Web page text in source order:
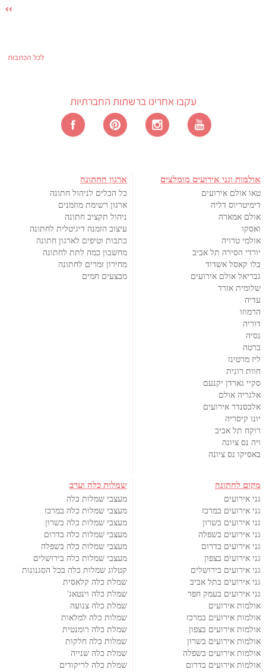
לכל הכתבות
עקבו אחרינו ברשתות החברתיות
אולמות וגני אירועים מומלצים
טאו אולם אירועים
דימיטריוס דליה
אולם אמארה
ואסקו
אולמי טרויה
יורדי הסירה תל אביב
בלו קאסל אשדוד
גבריאל אולם אירועים
שלומית אזרד
עדיה
הרמוזו
דוריה
נסיה
ברטה
ליז מרטינז
חוות רונית
סקיי גארדן יקנעם
אלגריה אולם
אלכסנדר אירועים
יונו קיסריה
רוקח תל אביב
ויה נס ציונה
באסיקו נס ציונה
ארגון החתונה
כל הכלים לניהול חתונה
ארגון רשימת מוזמנים
ניהול תקציב חתונה
עיצוב הזמנה דיגיטלית לחתונה
כתבות וטיפים לארגון חתונה
מחשבון כמה לתת לחתונה
מחירון זמרים לחתונה
מבצעים חמים
מקום לחתונה
גני אירועים
גני אירועים במרכז
גני אירועים בשרון
גני אירועים בשפלה
גני אירועים בדרום
גני אירועים בצפון
גני אירועים בירושלים
גני אירועים בתל אביב
גני אירועים בעמק חפר
אולמות אירועים
אולמות אירועים במרכז
אולמות אירועים בצפון
אולמות אירועים בשרון
אולמות אירועים בשפלה
אולמות אירועים בדרום
שמלות כלה וערב
מעצבי שמלות כלה
מעצבי שמלות כלה במרכז
מעצבי שמלות כלה בשרון
מעצבי שמלות כלה בדרום
מעצבי שמלות כלה בשפלה
מעצבי שמלות כלה בירושלים
קטלוג שמלות כלה בכל הסגנונות
שמלת כלה קלאסית
שמלת כלה וינטאג'
שמלת כלה צנועה
שמלות כלה למלאות
שמלת כלה רומנטית
שמלות כלה חלקות
שמלת כלה שנייה
שמלת כלה לריקודים